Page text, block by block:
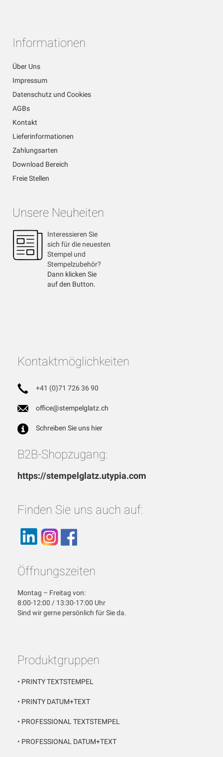
Informationen
Über Uns
Impressum
Datenschutz und Cookies
AGBs
Kontakt
Lieferinformationen
Zahlungsarten
Download Bereich
Freie Stellen
Unsere Neuheiten
Interessieren Sie
sich für die neuesten
Stempel und
Stempelzubehör?
Dann klicken Sie
auf den Button.
Kontaktmöglichkeiten
+41 (0)71 726 36 90
office@stempelglatz.ch
Schreiben Sie uns hier
B2B-Shopzugang:
https://stempelglatz.utypia.com
Finden Sie uns auch auf:
Öffnungszeiten
Montag – Freitag von:
8:00-12:00 / 13:30-17:00 Uhr
Sind wir gerne persönlich für Sie da.
Produktgruppen
• PRINTY TEXTSTEMPEL
• PRINTY DATUM+TEXT
• PROFESSIONAL TEXTSTEMPEL
• PROFESSIONAL DATUM+TEXT